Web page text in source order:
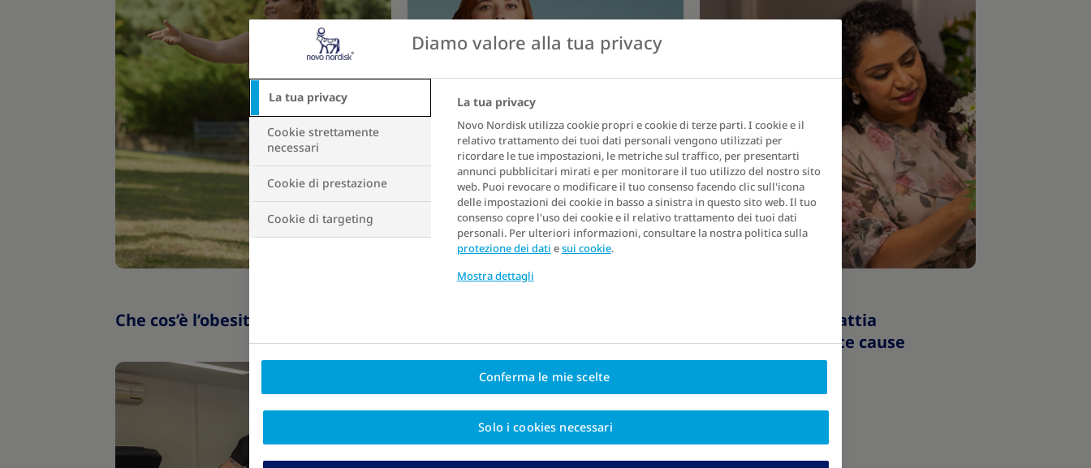
Che cos’è l’obesità?
davvero una malattia?
Obesità: una malattia
gestibile con molte cause
Diamo valore alla tua privacy
La tua privacy
Cookie strettamente
necessari
Cookie di prestazione
Cookie di targeting
La tua privacy
Novo Nordisk utilizza cookie propri e cookie di terze parti. I cookie e il
relativo trattamento dei tuoi dati personali vengono utilizzati per
ricordare le tue impostazioni, le metriche sul traffico, per presentarti
annunci pubblicitari mirati e per monitorare il tuo utilizzo del nostro sito
web. Puoi revocare o modificare il tuo consenso facendo clic sull'icona
delle impostazioni dei cookie in basso a sinistra in questo sito web. Il tuo
consenso copre l'uso dei cookie e il relativo trattamento dei tuoi dati
personali. Per ulteriori informazioni, consultare la nostra politica sulla
protezione dei dati esui cookie.
Mostra dettagli
Conferma le mie scelte
Solo i cookies necessari